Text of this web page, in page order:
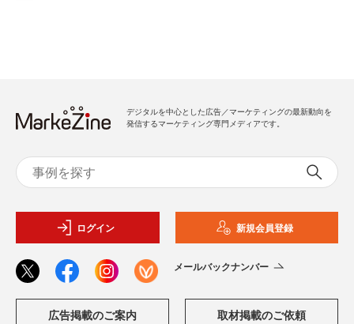
デジタルを中心とした広告／マーケティングの最新動向を
発信するマーケティング専門メディアです。
ログイン 新規会員登録
メールバックナンバー
広告掲載のご案内 取材掲載のご依頼